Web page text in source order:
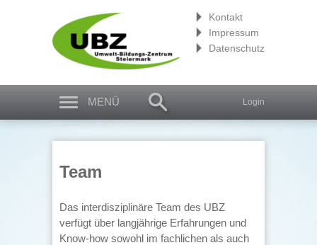
Kontakt
Impressum
Datenschutz
Login
MENÜ
Team
Das interdisziplinäre Team des UBZ
verfügt über langjährige Erfahrungen und
Know-how sowohl im fachlichen als auch